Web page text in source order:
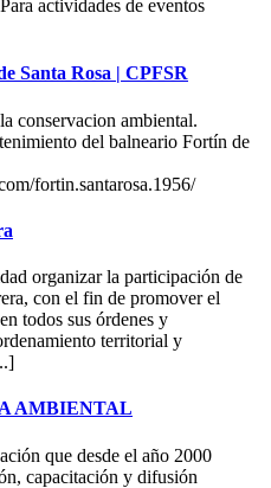
actividades de eventos
Santa Rosa | CPFSR
conservacion ambiental.
del balneario Fortín de
fortin.santarosa.1956/
organizar la participación de
con el fin de promover el
todos sus órdenes y
territorial y
AMBIENTAL
que desde el año 2000
capacitación y difusión